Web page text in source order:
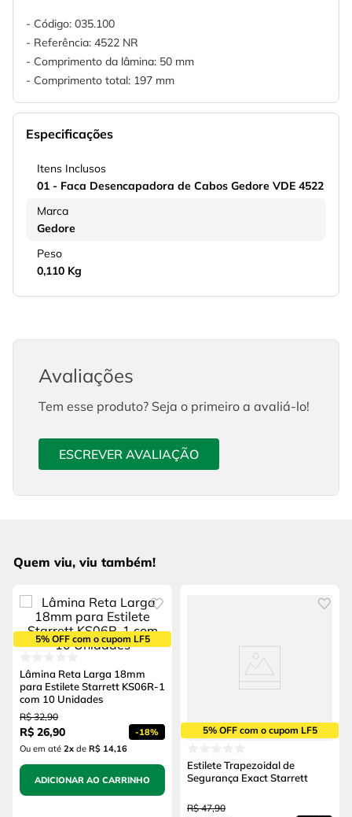
- Código: 035.100
- Referência: 4522 NR
- Comprimento da lâmina: 50 mm
- Comprimento total: 197 mm
Especificações
Itens Inclusos
01 - Faca Desencapadora de Cabos Gedore VDE 4522
Marca
Gedore
Peso
0,110 Kg
Avaliações
Tem esse produto? Seja o primeiro a avaliá-lo!
ESCREVER AVALIAÇÃO
Quem viu, viu também!
5% OFF com o cupom LF5
Lâmina Reta Larga 18mm
para Estilete Starrett KS06R-1
com 10 Unidades
R$ 32,90
R$ 26,90 -18%
Ou em até 2x de R$ 14,16
ADICIONAR AO CARRINHO
5% OFF com o cupom LF5
Estilete Trapezoidal de
Segurança Exact Starrett
R$ 47,90